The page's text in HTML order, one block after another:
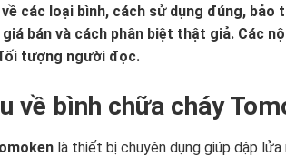
các loại bình, cách sử dụng đúng, bảo
giá bán và cách phân biệt thật giả. Các
tượng người đọc.
về bình chữa cháy
là thiết bị chuyên dụng giúp dập lửa